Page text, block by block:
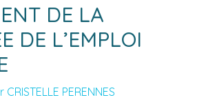
DE LA
DE L’EMPLOI
CRISTELLE PERENNES